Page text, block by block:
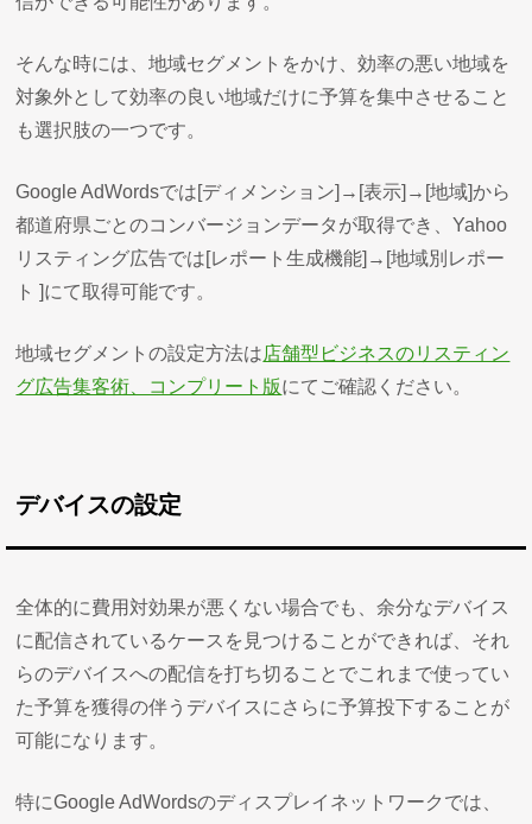
そんな時には、地域セグメントをかけ、効率の悪い地域を
対象外として効率の良い地域だけに予算を集中させること
も選択肢の一つです。
Google AdWordsでは[ディメンション]→[表示]→[地域]から
都道府県ごとのコンバージョンデータが取得でき、Yahoo
リスティング広告では[レポート生成機能]→[地域別レポー
ト ]にて取得可能です。
地域セグメントの設定方法は店舗型ビジネスのリスティン
グ広告集客術、コンプリート版にてご確認ください。
デバイスの設定
全体的に費用対効果が悪くない場合でも、余分なデバイス
に配信されているケースを見つけることができれば、それ
らのデバイスへの配信を打ち切ることでこれまで使ってい
た予算を獲得の伴うデバイスにさらに予算投下することが
可能になります。
特にGoogle AdWordsのディスプレイネットワークでは、